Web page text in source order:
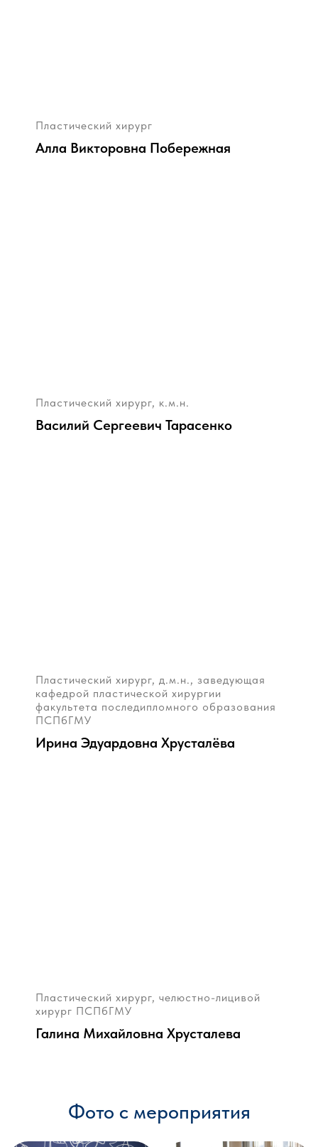
Пластический хирург
Алла Викторовна Побережная
Пластический хирург, к.м.н.
Василий Сергеевич Тарасенко
Пластический хирург, д.м.н., заведующая
кафедрой пластической хирургии
факультета последипломного образования
ПСПбГМУ
Ирина Эдуардовна Хрусталёва
Пластический хирург, челюстно-лицивой
хирург ПСПбГМУ
Галина Михайловна Хрусталева
Фото с мероприятия